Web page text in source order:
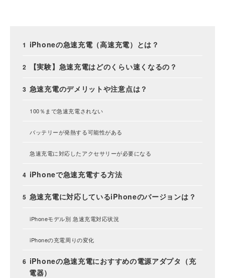
iPhoneの急速充電（高速充電）とは？
【実験】急速充電はどのくらい速くなるの？
急速充電のデメリットや注意点は？
100％まで急速充電されない
バッテリーが発熱する可能性がある
急速充電に対応したアクセサリーが必要になる
iPhoneで急速充電する方法
急速充電に対応しているiPhoneのバージョンは？
iPhoneモデル別 急速充電対応状況
iPhoneの充電周りの変化
iPhoneの急速充電におすすめの電源アダプタ（充
電器）